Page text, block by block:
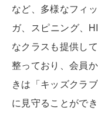
など、多様なフィ
ガ、スピニング、
なクラスも提供し
整っており、会員
きは「キッズクラ
に見守ることがで